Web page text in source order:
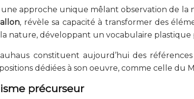
une approche unique mêlant observation de
, révèle sa capacité à transformer des
nature, développant un vocabulaire
constituent aujourd’hui des
dédiées à son oeuvre, comme celle du
précurseur